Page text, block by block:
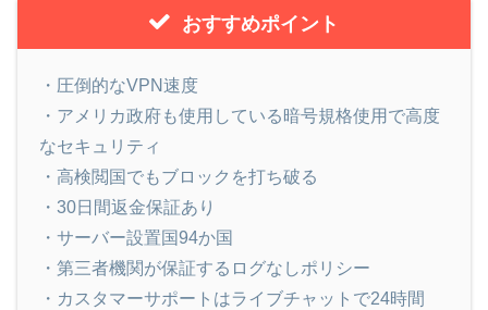
おすすめポイント
・圧倒的なVPN速度
・アメリカ政府も使用している暗号規格使用で高度
なセキュリティ
・高検閲国でもブロックを打ち破る
・30日間返金保証あり
・サーバー設置国94か国
・第三者機関が保証するログなしポリシー
・カスタマーサポートはライブチャットで24時間